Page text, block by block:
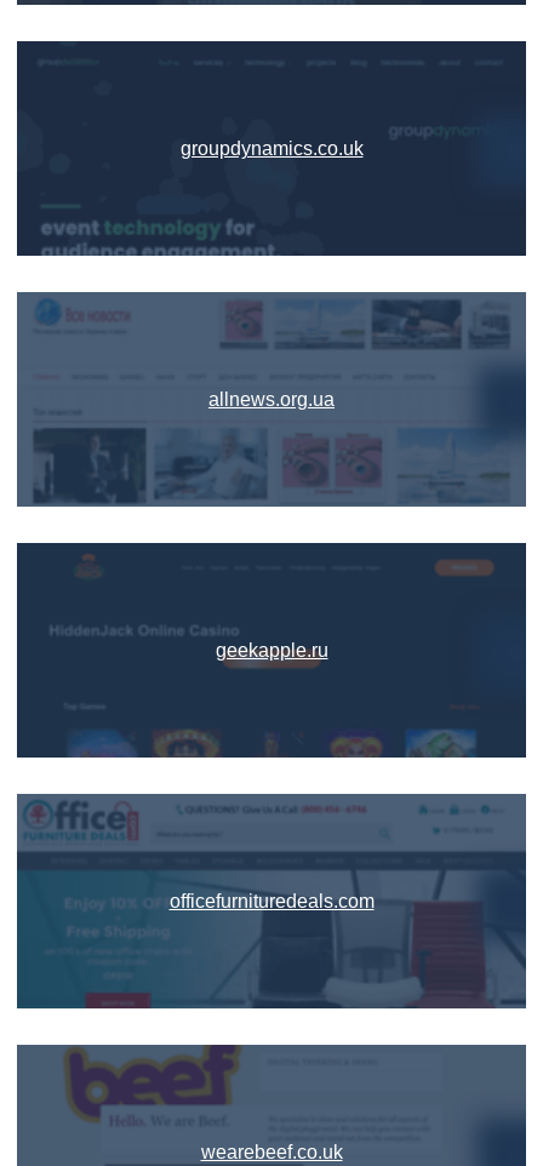
groupdynamics.co.uk
allnews.org.ua
geekapple.ru
officefurnituredeals.com
wearebeef.co.uk